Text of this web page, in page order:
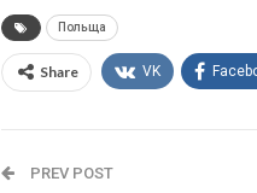
Польща
Share VK
PREV POST